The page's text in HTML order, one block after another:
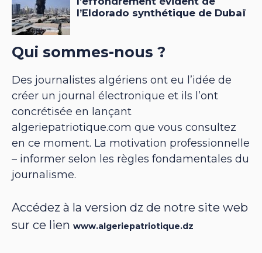
Qui sommes-nous ?
Des journalistes algériens ont eu l’idée de
créer un journal électronique et ils l’ont
concrétisée en lançant
algeriepatriotique.com que vous consultez
en ce moment. La motivation professionnelle
– informer selon les règles fondamentales du
journalisme.
Accédez à la version dz de notre site web
sur ce lien www.algeriepatriotique.dz